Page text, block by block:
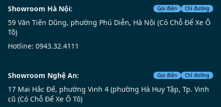
Showroom Hà Nội: Gọi điện Chỉ đường
59 Văn Tiến Dũng, phường Phú Diễn, Hà Nội (Có Chỗ Để Xe Ô
Tô)
Hotline: 0943.32.4111
Showroom Nghệ An: Gọi điện Chỉ đường
17 Mai Hắc Đế, phường Vinh 4 (phường Hà Huy Tập, Tp. Vinh
cũ (Có Chỗ Để Xe Ô Tô)